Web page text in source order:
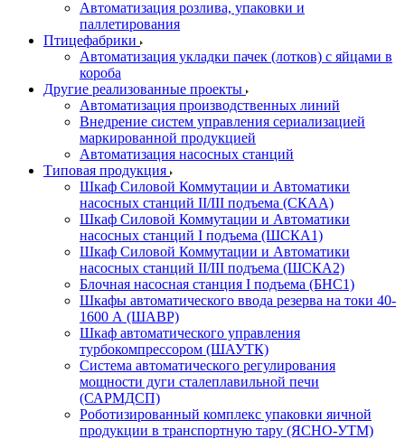
Автоматизация розлива, упаковки и
паллетирования
Птицефабрики
Автоматизация укладки пачек (лотков) с яйцами в
короба
Другие реализованные проекты
Автоматизация производственных линий
Внедрение систем управления сериализацией
маркированной продукцией
Автоматизация насосных станций
Типовая продукция
Шкаф Силовой Коммутации и Автоматики
насосных станций II/III подъема (СКАА)
Шкаф Силовой Коммутации и Автоматики
насосных станций I подъема (ШСКА1)
Шкаф Силовой Коммутации и Автоматики
насосных станций II/III подъема (ШСКА2)
Блочная насосная станция I подъема (БНС1)
Шкафы автоматического ввода резерва на токи 40-
1600 А (ШАВР)
Шкаф автоматического управления
турбокомпрессором (ШАУТК)
Система автоматического регулирования
мощности дуги сталеплавильной печи
(САРМДСП)
Роботизированный комплекс упаковки яичной
продукции в транспортную тару (ЯСНО-УТМ)